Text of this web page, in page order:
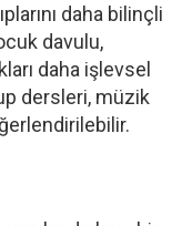
daha bilinçli
davulu,
daha işlevsel
dersleri, müzik